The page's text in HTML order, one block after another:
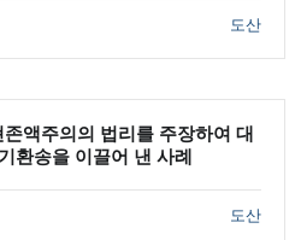
도산
액주의의 법리를 주장하여 대
환송을 이끌어 낸 사례
도산